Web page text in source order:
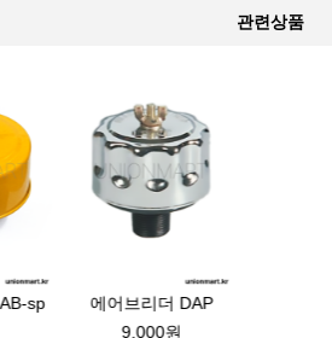
관련상품
에어브리더 DAB-sp
9,000원
에어브리더 DAP